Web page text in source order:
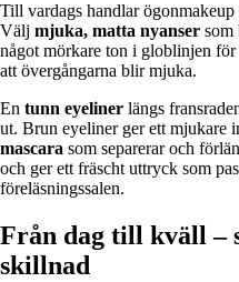
Till vardags handlar
Välj mjuka, matta nyanser som
något mörkare ton i globlinjen
att övergångarna blir mjuka.
En tunn eyeliner längs
ut. Brun eyeliner ger ett mjukare
mascara som separerar och
och ger ett fräscht uttryck som
föreläsningssalen.
Från dag till kväll –
skillnad